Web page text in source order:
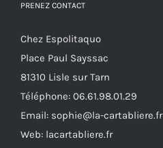
PRENEZ CONTACT
Chez Espolitaquo
Place Paul Sayssac
81310 Lisle sur Tarn
Téléphone: 06.61.98.01.29
Email: sophie@la-cartabliere.fr
Web: lacartabliere.fr